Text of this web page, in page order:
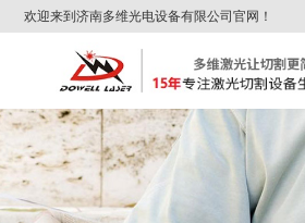
欢迎来到济南多维光电设备有限公司官网！